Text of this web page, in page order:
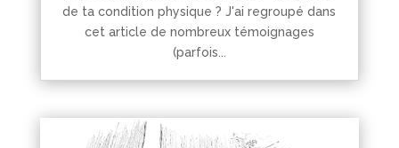
de ta condition physique ? J'ai regroupé dans
cet article de nombreux témoignages
(parfois...